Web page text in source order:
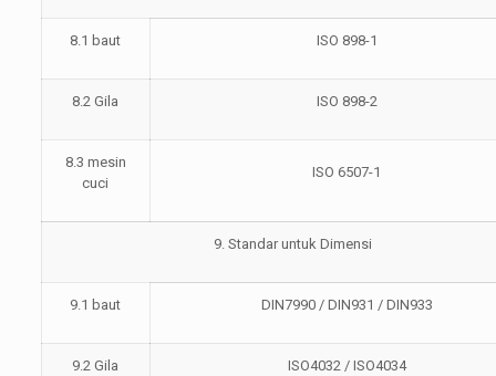
8.1 baut ISO 898-1
8.2 Gila ISO 898-2
8.3 mesin
cuci
ISO 6507-1
9. Standar untuk Dimensi
9.1 baut DIN7990 / DIN931 / DIN933
9.2 Gila ISO4032 / ISO4034